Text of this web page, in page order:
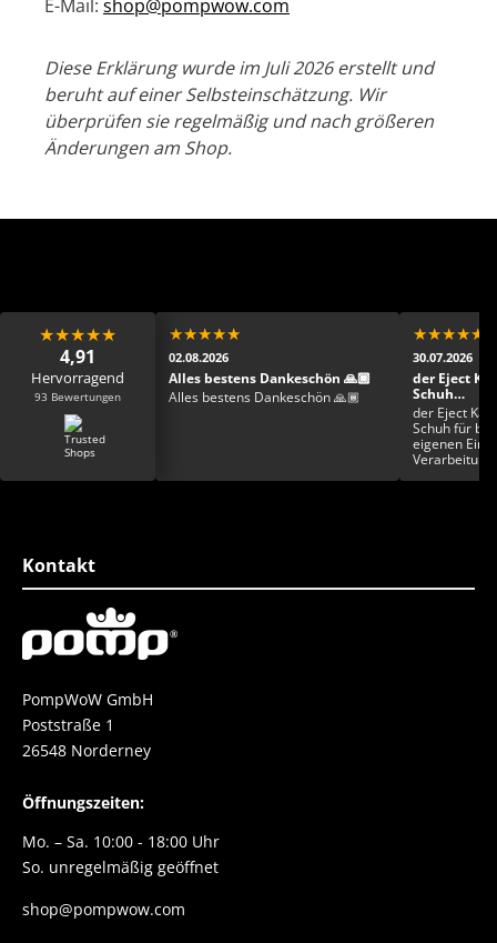
E-Mail: shop@pompwow.com
Diese Erklärung wurde im Juli 2026 erstellt und
beruht auf einer Selbsteinschätzung. Wir
überprüfen sie regelmäßig und nach größeren
Änderungen am Shop.
★★★★★
4,91
Hervorragend
93 Bewertungen
Mega toller
schon zu schade
sehr netter
und der Schuh
Hammer ab sofort
erkoren
einen von sechs
★★★★★
02.08.2026
Alles bestens Dankeschön 🙏🏾
Alles bestens Dankeschön 🙏🏾
★★★★★
30.07.2026
der Eject
Schuh…
der Eject
Schuh für
eigenen
Verarbeitung
Kontakt
PompWoW GmbH
Poststraße 1
26548 Norderney
Öffnungszeiten:
Mo. – Sa. 10:00 - 18:00 Uhr
So. unregelmäßig geöffnet
shop@pompwow.com